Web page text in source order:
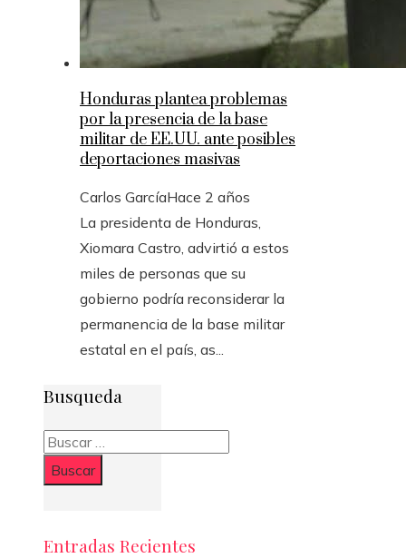
Honduras plantea problemas
por la presencia de la base
militar de EE.UU. ante posibles
deportaciones masivas
Carlos GarcíaHace 2 años
La presidenta de Honduras,
Xiomara Castro, advirtió a estos
miles de personas que su
gobierno podría reconsiderar la
permanencia de la base militar
estatal en el país, as...
Busqueda
Buscar:
Entradas Recientes